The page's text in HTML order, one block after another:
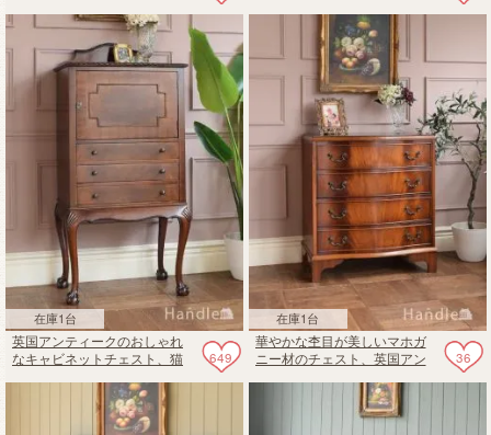
在庫1台
649
英国アンティークのおしゃれ
なキャビネットチェスト、猫
在庫1台
36
華やかな杢目が美しいマホガ
ニー材のチェスト、英国アン